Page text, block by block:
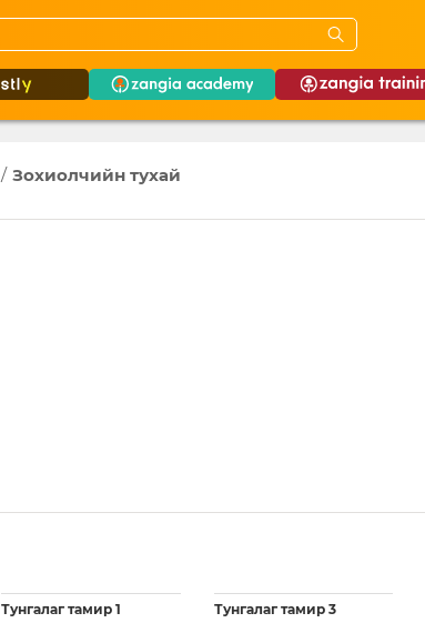
/ Зохиолчийн тухай
Тунгалаг тамир 1
Тунгалаг тамир 3